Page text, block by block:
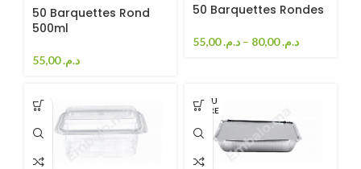
50 Barquettes Rond
500ml
د.م.55,00
50 Barquettes Rondes
د.م.55,00 – د.م.80,00
EN RU
PTURE